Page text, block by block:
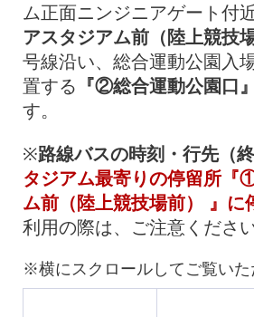
ム正面ニンジニアゲート付
アスタジアム前（陸上競技
号線沿い、総合運動公園入
置する 『②総合運動公園口』
す。
※路線バスの時刻・行先（終
タジアム最寄りの停留所『
ム前（陸上競技場前） 』に
利用の際は、ご注意ください